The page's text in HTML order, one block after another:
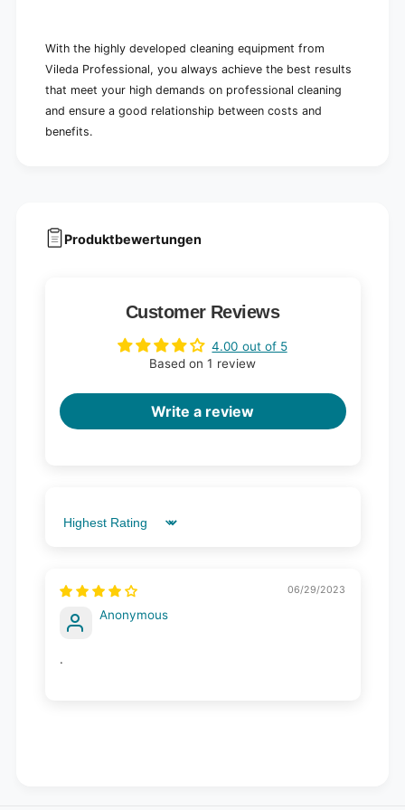
With the highly developed cleaning equipment from
Vileda Professional, you always achieve the best results
that meet your high demands on professional cleaning
and ensure a good relationship between costs and
benefits.
Produktbewertungen
Customer Reviews
4.00 out of 5
Based on 1 review
Write a review
Sort by
06/29/2023
Anonymous
.